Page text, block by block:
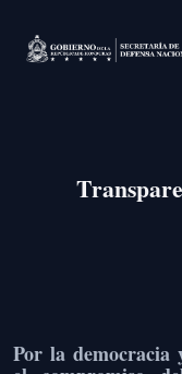
Por la democracia